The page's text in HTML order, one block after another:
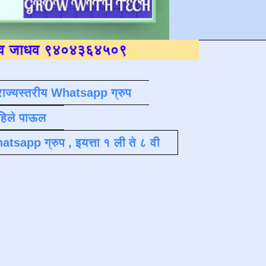
.
Whatsapp ग्रुप
पाऊल
ग्रुप , इयत्ता १ ली ते ८ वी